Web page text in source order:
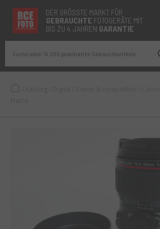
DER GRÖSSTE MARKT FÜR
GEBRAUCHTE FOTOGERÄTE MIT
BIS ZU 4 JAHREN GARANTIE
Suche unter 19.099 garantierten Gebrauchtartikeln